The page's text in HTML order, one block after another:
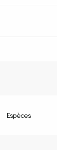
Espèces